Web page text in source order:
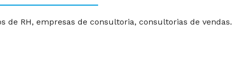
de RH, empresas de consultoria, consultorias de vendas.